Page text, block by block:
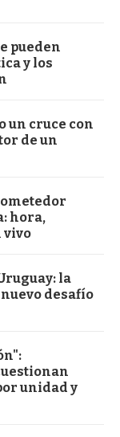
pueden
y los
un cruce con
de un
hora,
vivo
la
desafío
unidad y